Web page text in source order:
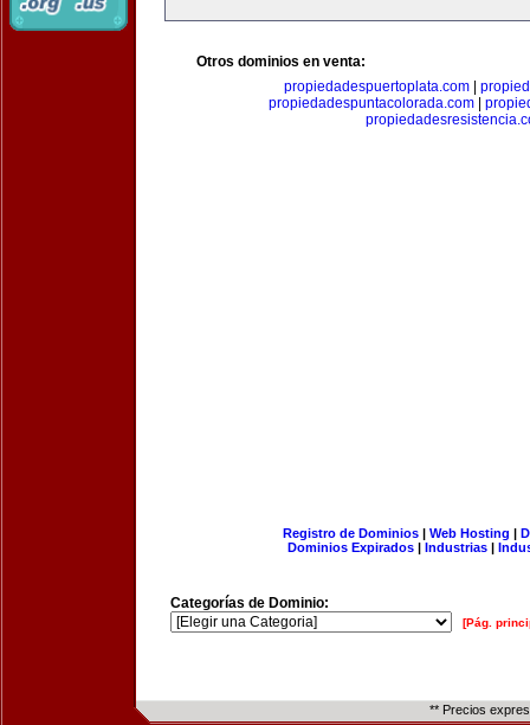
Otros dominios en venta:
propiedadespuertoplata.com
propiedadespuntacolorada.com
Registro de Dominios| Web Hosting |
Dominios Expirados | Industrias |
Categorías de Dominio:
[Pág.
** Precios